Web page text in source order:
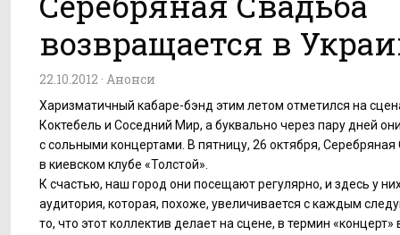
возвращается в
22.10.2012 · Анонси
Харизматичный кабаре-бэнд этим летом отметился на
Коктебель и Соседний Мир, а буквально через пару дней
с сольными концертами. В пятницу, 26 октября,
в киевском клубе «Толстой».
К счастью, наш город они посещают регулярно, и здесь у
аудитория, которая, похоже, увеличивается с каждым
то, что этот коллектив делает на сцене, в термин «концерт»